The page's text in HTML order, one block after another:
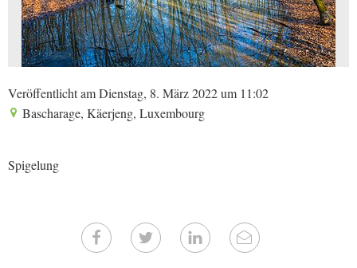
Veröffentlicht am Dienstag, 8. März 2022 um 11:02
Bascharage, Käerjeng, Luxembourg
Spigelung